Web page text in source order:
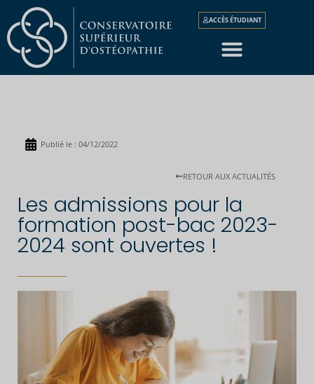
ACCÈS ÉTUDIANT
Publié le : 04/12/2022
RETOUR AUX ACTUALITÉS
Les admissions pour la
formation post-bac 2023-
2024 sont ouvertes !